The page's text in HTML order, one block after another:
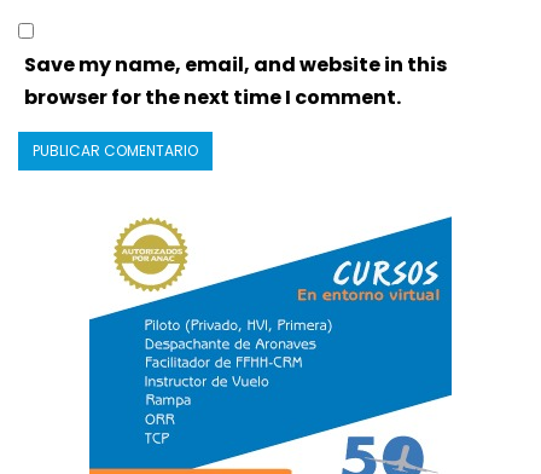
Save my name, email, and website in this
browser for the next time I comment.